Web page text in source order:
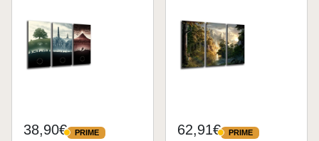
38,90€ PRIME
PRIME 62,91€ PRIME
PRIME